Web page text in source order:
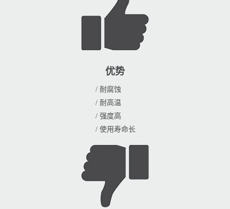
优势
/ 耐腐蚀
/ 耐高温
/ 强度高
/ 使用寿命长